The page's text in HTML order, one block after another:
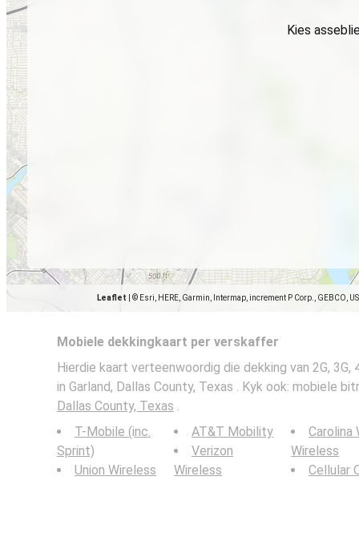
Leaflet © Esri, HERE, Garmin, Intermap, increment P Corp., GEBCO,
Kies
Mobiele dekkingkaart per verskaffer
Hierdie kaart verteenwoordig die dekking van 2G, 3G,
in Garland, Dallas County, Texas . Kyk ook: mobiele
Dallas County, Texas .
T-Mobile (inc.
Sprint)
Union Wireless
AT&T Mobility
Verizon
Wireless
Carolina
Wireless
Cellular